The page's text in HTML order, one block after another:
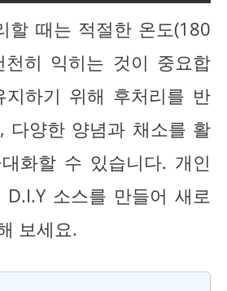
할 때는 적절한 온도(180
천히 익히는 것이 중요합
지하기 위해 후처리를 반
다양한 양념과 채소를 활
화할 수 있습니다. 개인
소스를 만들어 새로
보세요.